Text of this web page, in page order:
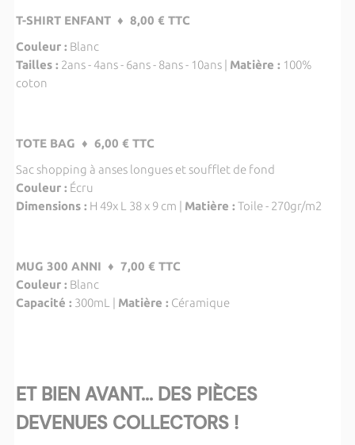
T-SHIRT ENFANT ♦ 8,00 € TTC
Couleur : Blanc
Tailles : 2ans - 4ans - 6ans - 8ans - 10ans | Matière : 100%
coton
TOTE BAG ♦ 6,00 € TTC
Sac shopping à anses longues et soufflet de fond
Couleur : Écru
Dimensions : H 49x L 38 x 9 cm | Matière : Toile - 270gr/m2
MUG 300 ANNI ♦ 7,00 € TTC
Couleur : Blanc
Capacité : 300mL | Matière : Céramique
ET BIEN AVANT... DES PIÈCES
DEVENUES COLLECTORS !